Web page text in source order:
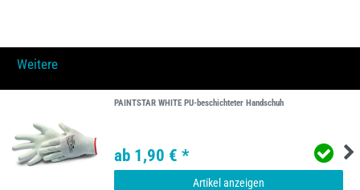
Weitere
PAINTSTAR WHITE PU-beschichteter Handschuh
ab 1,90 € *
Artikel anzeigen